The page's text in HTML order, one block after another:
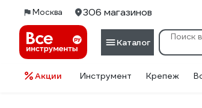
Москва 306 магазинов
Каталог
Акции Инструмент Крепеж